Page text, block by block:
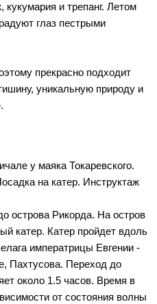
и трепанг. Летом
глаз пестрыми
прекрасно подходит
уникальную природу и
у маяка Токаревского.
на катер. Инструктаж
острова Рикорда. На остров
катер. Катер пройдет вдоль
императрицы Евгении -
Пахтусова. Переход до
около 1.5 часов. Время в
от состояния волны